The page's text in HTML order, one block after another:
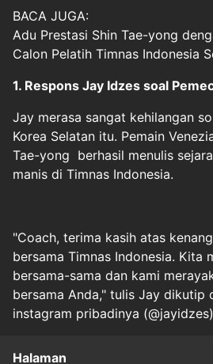
BACA JUGA:
Adu Prestasi Shin Tae-yong
Calon Pelatih Timnas Indonesia
1. Respons Jay Idzes soal
Jay merasa sangat kehilangan
Korea Selatan itu. Pemain
Tae-yong berhasil menulis
manis di Timnas Indonesia.
"Coach, terima kasih atas
bersama Timnas Indonesia. Kita
bersama-sama dan kami
bersama Anda," tulis Jay dikutip
instagram pribadinya
Halaman